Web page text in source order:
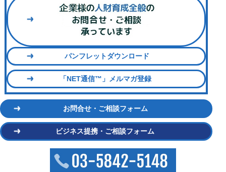
パンフレットダウンロード
「NET通信™」メルマガ登録
お問合せ・ご相談フォーム
ビジネス提携・ご相談フォーム